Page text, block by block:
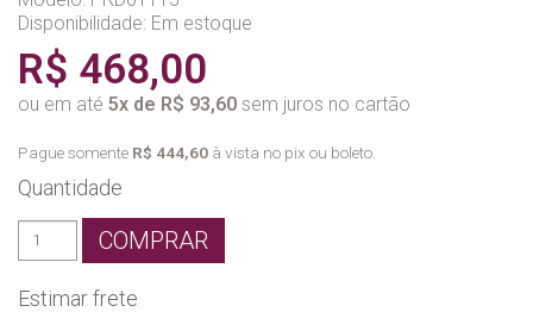
Disponibilidade: Em estoque
R$ 468,00
ou em até 5x de R$ 93,60 sem juros no cartão
Pague somente R$ 444,60 à vista no pix ou boleto.
Quantidade
COMPRAR
Estimar frete